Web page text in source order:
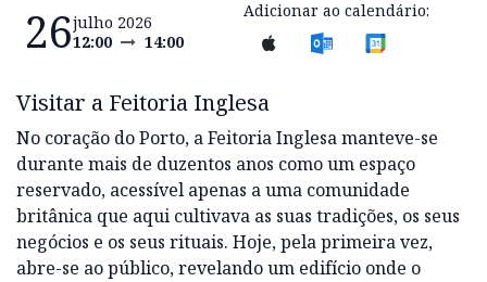
26julho 2026
12:00
14:00
Adicionar ao calendário:
Visitar a Feitoria Inglesa
No coração do Porto, a Feitoria Inglesa manteve-se
durante mais de duzentos anos como um espaço
reservado, acessível apenas a uma comunidade
britânica que aqui cultivava as suas tradições, os seus
negócios e os seus rituais. Hoje, pela primeira vez,
abre-se ao público, revelando um edifício onde o